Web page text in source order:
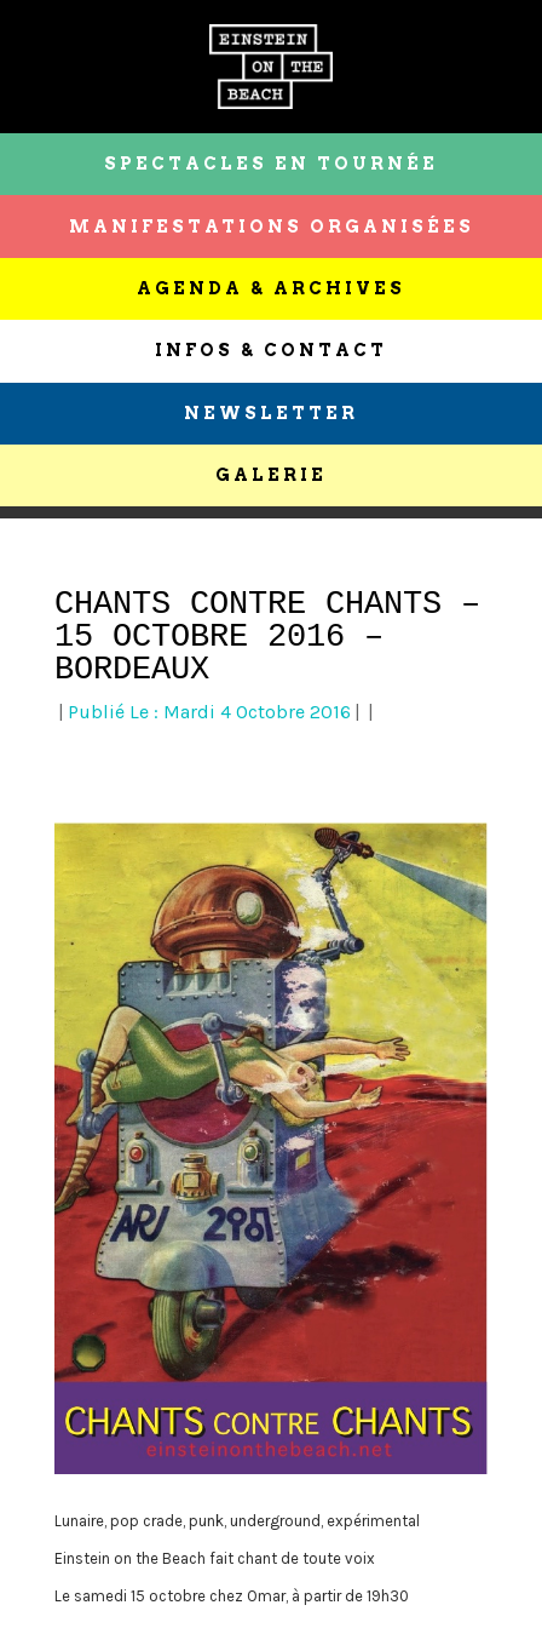
SPECTACLES EN TOURNÉE
MANIFESTATIONS ORGANISÉES
AGENDA & ARCHIVES
INFOS & CONTACT
NEWSLETTER
GALERIE
CHANTS CONTRE CHANTS –
15 OCTOBRE 2016 –
BORDEAUX
Publié Le : Mardi 4 Octobre 2016
Lunaire, pop crade, punk, underground, expérimental
Einstein on the Beach fait chant de toute voix
Le samedi 15 octobre chez Omar, à partir de 19h30